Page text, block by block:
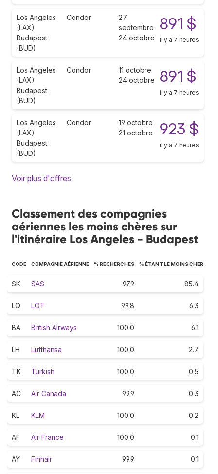
Los Angeles
(LAX)
Budapest
(BUD)
Condor
27
septembre
24 octobre
891 $
il y a 7 heures
Los Angeles
(LAX)
Budapest
(BUD)
Condor
11 octobre
24 octobre
891 $
il y a 7 heures
Los Angeles
(LAX)
Budapest
(BUD)
Condor
19 octobre
21 octobre
923 $
il y a 7 heures
Voir plus d'offres
Classement des compagnies
aériennes les moins chères sur
l'itinéraire Los Angeles - Budapest
CODE COMPAGNIE AÉRIENNE % RECHERCHES % ÉTANT LE MOINS CHER
SK SAS 97.9 85.4
LO LOT 99.8 6.3
BA British Airways 100.0 6.1
LH Lufthansa 100.0 2.7
TK Turkish 100.0 0.5
AC Air Canada 99.9 0.3
KL KLM 100.0 0.2
AF Air France 100.0 0.1
AY Finnair 99.9 0.1